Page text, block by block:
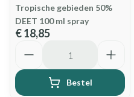
Tropische gebieden 50%
DEET 100 ml spray
€ 18,85
Bestel